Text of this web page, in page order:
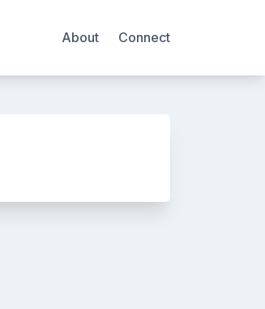
About Connect